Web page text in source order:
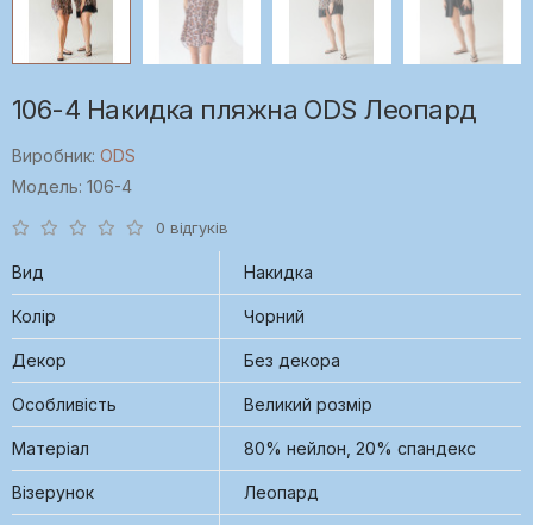
106-4 Накидка пляжна ODS Леопард
Виробник: ODS
Модель: 106-4
0 відгуків
Вид Накидка
Колір Чорний
Декор Без декора
Особливість Великий розмір
Матеріал 80% нейлон, 20% спандекс
Візерунок Леопард